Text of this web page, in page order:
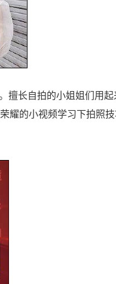
擅长自拍的小姐姐们用起
耀的小视频学习下拍照技